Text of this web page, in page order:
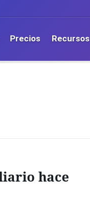
Precios Recursos
hace